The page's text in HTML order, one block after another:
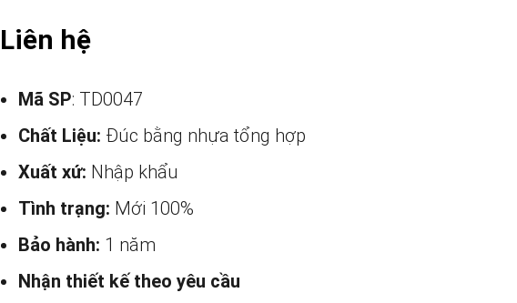
Liên hệ
Mã SP: TD0047
Chất Liệu: Đúc bằng nhựa tổng hợp
Xuất xứ: Nhập khẩu
Tình trạng: Mới 100%
Bảo hành: 1 năm
Nhận thiết kế theo yêu cầu